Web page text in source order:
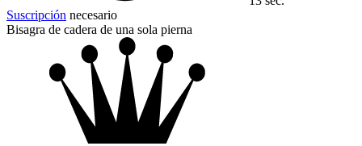
Suscripción necesario
Bisagra de cadera de una sola pierna